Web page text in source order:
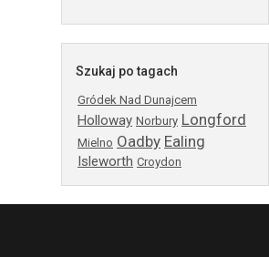
Szukaj po tagach
Gródek Nad Dunajcem
Holloway Norbury Longford
Mielno Oadby Ealing
Isleworth Croydon